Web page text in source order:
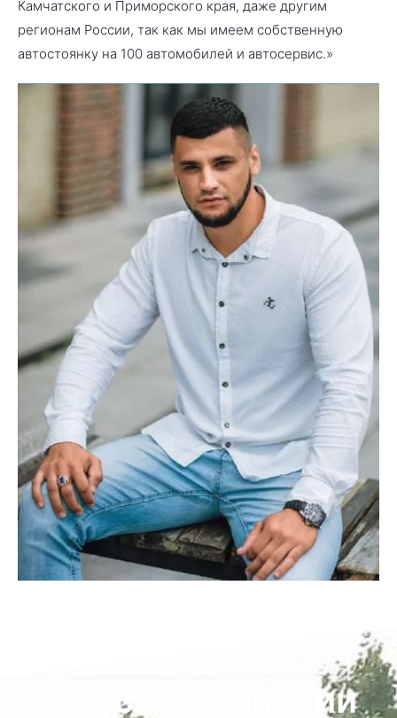
Камчатского и Приморского края, даже другим
регионам России, так как мы имеем собственную
автостоянку на 100 автомобилей и автосервис.»
Миссия компании